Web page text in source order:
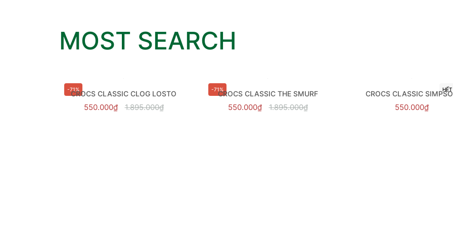
MOST SEARCH
-71%
CROCS CLASSIC CLOG LOSTO
550.000₫ 1.895.000₫
-71%CROCS CLASSIC THE SMURF
550.000₫ 1.895.000₫
CROCS CLASSIC
550.000₫